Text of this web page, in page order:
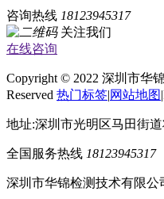
咨询热线 18123945317
关注我们
在线咨询
Copyright © 2022 深圳市华
Reserved 热门标签|网站地图
地址:深圳市光明区马田街
全国服务热线 18123945317
深圳市华锦检测技术有限公